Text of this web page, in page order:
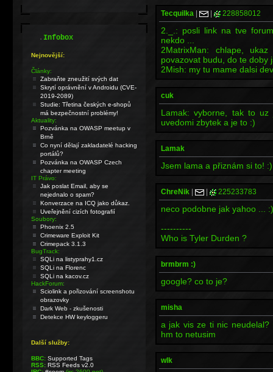
Tecquilka 228858012
2._.: posli link na tve
nekdo ...
2MatrixMan: chlape,
povazovat budu, do te doby
2Mish: my tu mame dalsi
cuk
Lamak: vyborne, tak to
uvedomi zbytek a je to :)
Lamak
Jsem lama a přiznám si to! :)
ChreNik 225233783
neco podobne jak yahoo ... :)
----------
Who is Tyler Durden ?
brmbrm :)
google? co to je?
misha
a jak vis ze ti nic
hm to netusim
wlk
.Infobox
Nejnovější:
Články:
Zabraňte zneužití svých dat
Skrytí oprávnění v Androidu (CVE-
2019-2089)
Studie: Třetina českých e-shopů
má bezpečnostní problémy!
Aktuality:
Pozvánka na OWASP meetup v
Brně
Co nyní dělají zakladatelé hacking
portálů?
Pozvánka na OWASP Czech
chapter meeting
IT Právo:
Jak poslat Email, aby se
nejednalo o spam?
Konverzace na ICQ jako důkaz.
Uveřejnění cizích fotografií
Soubory:
Phoenix 2.5
Crimeware Exploit Kit
Crimepack 3.1.3
BugTrack:
SQLi na listyprahy1.cz
SQLi na Florenc
SQLi na kacov.cz
HackForum:
Sciolink a pořizování screenshotu
obrazovky
Dark Web - zkušenosti
Detekce HW keyloggeru
Další služby:
BBC: Supported Tags
RSS: RSS Feeds v2.0